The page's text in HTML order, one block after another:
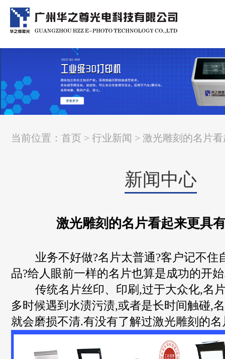
当前位置：首页 >行业新闻 > 激光雕刻的名片
新闻中心
激光雕刻的名片看起来更具
业务不好做?名片太普通?客户记不住
品?给人眼前一样的名片也算是成功的开
传统名片丝印、印刷,过于大众化,名片
多时候遇到水渍污渍,或者是长时间触碰,
就会磨损不清.有没有了解过激光雕刻的名